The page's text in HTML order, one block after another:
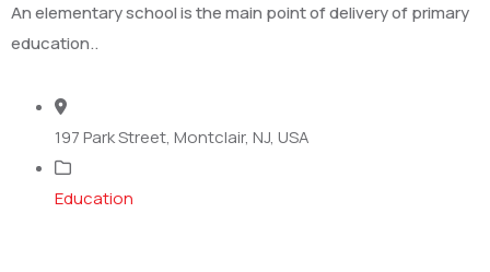
An elementary school is the main point of delivery of primary
education..
197 Park Street, Montclair, NJ, USA
Education